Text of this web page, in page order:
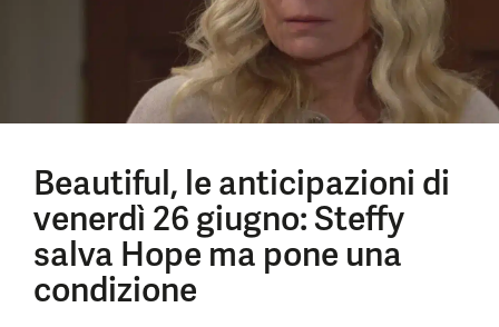
Beautiful, le anticipazioni di
venerdì 26 giugno: Steffy
salva Hope ma pone una
condizione